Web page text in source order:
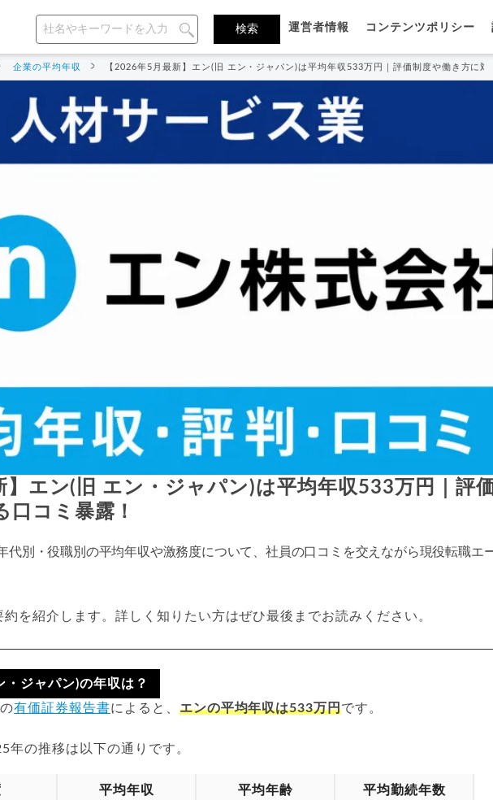
運営者情報 コンテンツポリシー
企業の平均年収 【2026年5月最新】エン(旧 エン・ジャパン)は平均年収533万円｜評価制度や働き方に対
】エン(旧 エン・ジャパン)は平均年収533万円｜評
口コミ暴露！
代別・役職別の平均年収や激務度について、社員の口コミを交えながら現役転職エ
約を紹介します。詳しく知りたい方はぜひ最後までお読みください。
・ジャパン)の年収は？
有価証券報告書によると、 エンの平均年収は533万円です。
年の推移は以下の通りです。
平均年収 平均年齢 平均勤続年数